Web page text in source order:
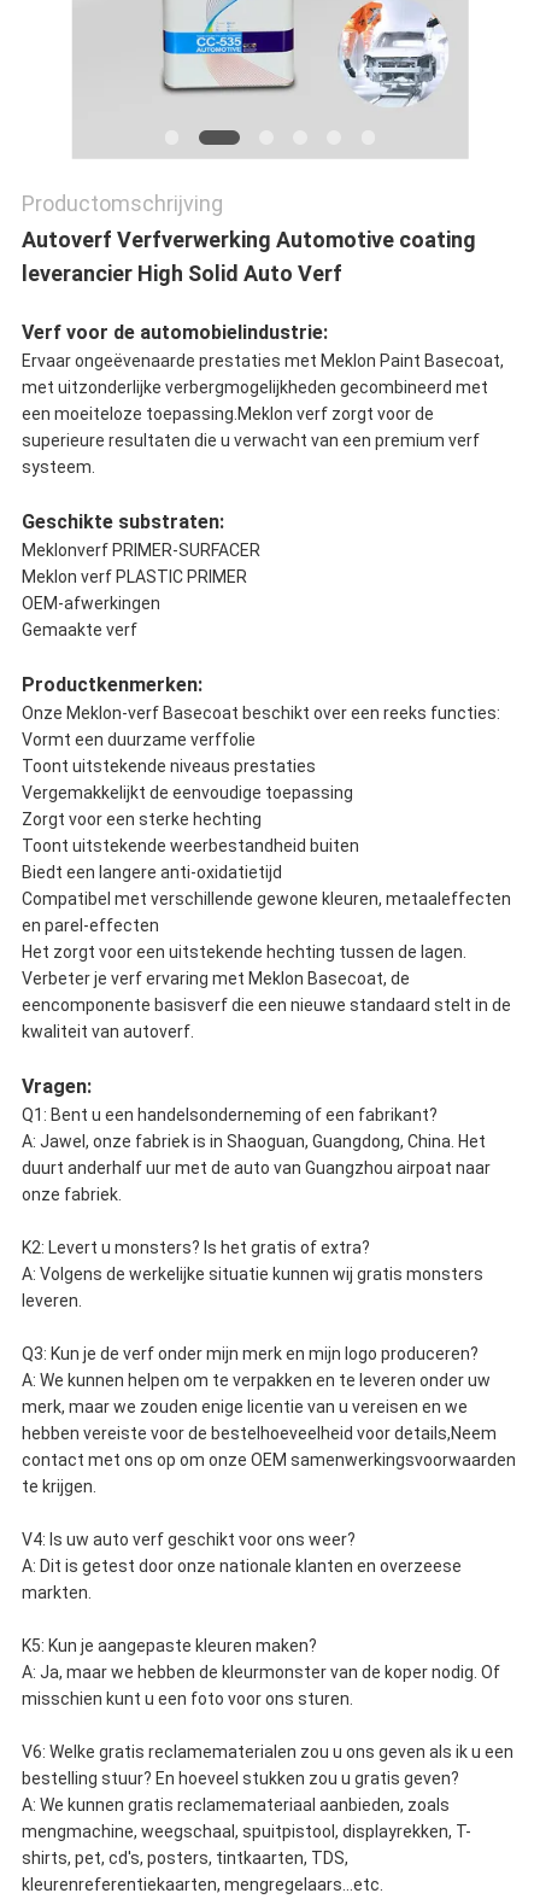
Productomschrijving
Autoverf Verfverwerking Automotive coating
leverancier High Solid Auto Verf
Verf voor de automobielindustrie:
Ervaar ongeëvenaarde prestaties met Meklon Paint Basecoat,
met uitzonderlijke verbergmogelijkheden gecombineerd met
een moeiteloze toepassing.Meklon verf zorgt voor de
superieure resultaten die u verwacht van een premium verf
systeem.
Geschikte substraten:
Meklonverf PRIMER-SURFACER
Meklon verf PLASTIC PRIMER
OEM-afwerkingen
Gemaakte verf
Productkenmerken:
Onze Meklon-verf Basecoat beschikt over een reeks functies:
Vormt een duurzame verffolie
Toont uitstekende niveaus prestaties
Vergemakkelijkt de eenvoudige toepassing
Zorgt voor een sterke hechting
Toont uitstekende weerbestandheid buiten
Biedt een langere anti-oxidatietijd
Compatibel met verschillende gewone kleuren, metaaleffecten
en parel-effecten
Het zorgt voor een uitstekende hechting tussen de lagen.
Verbeter je verf ervaring met Meklon Basecoat, de
eencomponente basisverf die een nieuwe standaard stelt in de
kwaliteit van autoverf.
Vragen:
Q1: Bent u een handelsonderneming of een fabrikant?
A: Jawel, onze fabriek is in Shaoguan, Guangdong, China. Het
duurt anderhalf uur met de auto van Guangzhou airpoat naar
onze fabriek.
K2: Levert u monsters? Is het gratis of extra?
A: Volgens de werkelijke situatie kunnen wij gratis monsters
leveren.
Q3: Kun je de verf onder mijn merk en mijn logo produceren?
A: We kunnen helpen om te verpakken en te leveren onder uw
merk, maar we zouden enige licentie van u vereisen en we
hebben vereiste voor de bestelhoeveelheid voor details,Neem
contact met ons op om onze OEM samenwerkingsvoorwaarden
te krijgen.
V4: Is uw auto verf geschikt voor ons weer?
A: Dit is getest door onze nationale klanten en overzeese
markten.
K5: Kun je aangepaste kleuren maken?
A: Ja, maar we hebben de kleurmonster van de koper nodig. Of
misschien kunt u een foto voor ons sturen.
V6: Welke gratis reclamematerialen zou u ons geven als ik u een
bestelling stuur? En hoeveel stukken zou u gratis geven?
A: We kunnen gratis reclamemateriaal aanbieden, zoals
mengmachine, weegschaal, spuitpistool, displayrekken, T-
shirts, pet, cd's, posters, tintkaarten, TDS,
kleurenreferentiekaarten, mengregelaars...etc.